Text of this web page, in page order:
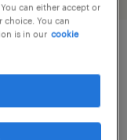
can either accept or
choice. You can
is in our cookie